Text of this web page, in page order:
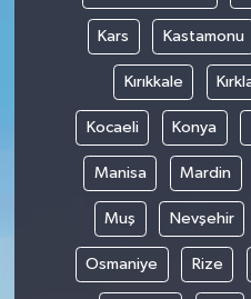
Kars Kastamonu
Kırıkkale
Kocaeli Konya
Manisa Mardin
Muş Nevşehir
Osmaniye Rize